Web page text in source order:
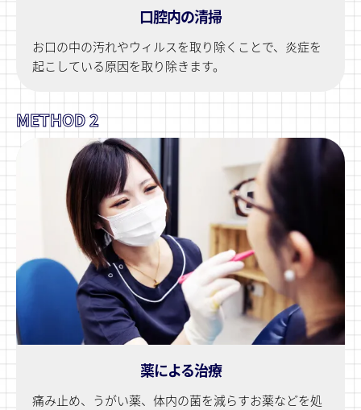
口腔内の清掃
お口の中の汚れやウィルスを取り除くことで、炎症を
起こしている原因を取り除きます。
薬による治療
痛み止め、うがい薬、体内の菌を減らすお薬などを処